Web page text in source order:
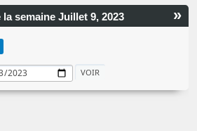
»
la semaine Juillet 9, 2023